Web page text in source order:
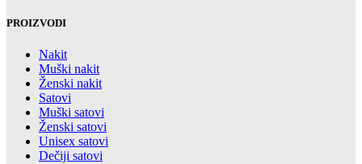
PROIZVODI
Nakit
Muški nakit
Ženski nakit
Satovi
Muški satovi
Ženski satovi
Unisex satovi
Dečiji satovi